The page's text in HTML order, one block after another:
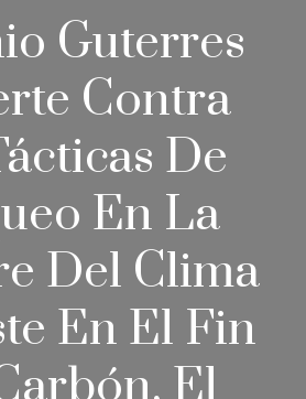
Guterres
Contra
De
En La
Del Clima
En El Fin
El